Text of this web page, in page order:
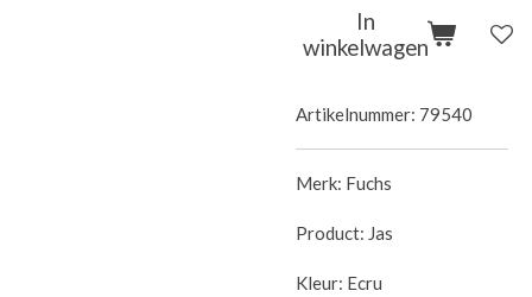
In
winkelwagen
Artikelnummer: 79540
Merk: Fuchs
Product: Jas
Kleur: Ecru